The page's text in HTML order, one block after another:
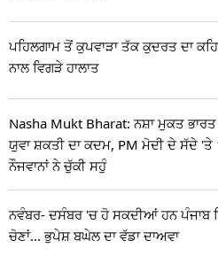
ਪਹਿਲਗਾਮ ਤੋਂ ਕੁਪਵਾੜਾ ਤੱਕ ਕੁਦਰਤ ਦਾ
ਨਾਲ ਵਿਗੜੇ ਹਾਲਾਤ
Nasha Mukt Bharat: ਨਸ਼ਾ ਮੁਕਤ ਭਾਰਤ
ਯੁਵਾ ਸ਼ਕਤੀ ਦਾ ਕਦਮ, PM ਮੋਦੀ ਦੇ ਸੱਦੇ 'ਤੇ
ਨੌਜਵਾਨਾਂ ਨੇ ਚੁੱਕੀ ਸਹੁੰ
ਨਵੰਬਰ- ਦਸੰਬਰ 'ਚ ਹੋ ਸਕਦੀਆਂ ਹਨ ਪੰਜਾਬ
ਚੋਣਾਂ... ਭੁਪੇਸ਼ ਬਘੇਲ ਦਾ ਵੱਡਾ ਦਾਅਵਾ